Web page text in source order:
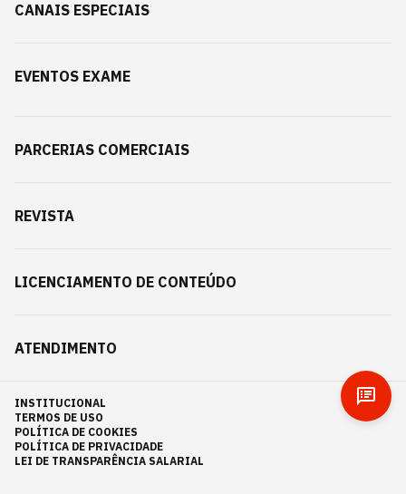
CANAIS ESPECIAIS
EVENTOS EXAME
PARCERIAS COMERCIAIS
REVISTA
LICENCIAMENTO DE CONTEÚDO
ATENDIMENTO
INSTITUCIONAL
TERMOS DE USO
POLÍTICA DE COOKIES
POLÍTICA DE PRIVACIDADE
LEI DE TRANSPARÊNCIA SALARIAL